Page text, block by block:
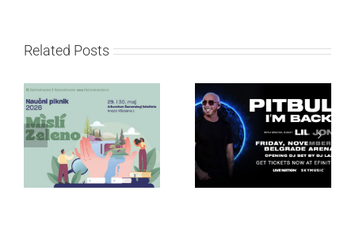
Related Posts
Četvrti Naučni piknik 29.
i 30. maja u
Arboretumu
Šumarskog fakulteta
POČELA PRODAJA
ULAZNICA ZA
NAJTRAŽENIJI
KONCERT 2026.
GODINE – Pitbull u